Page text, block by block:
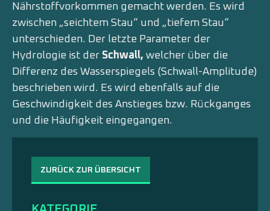
ZURÜCK ZUR ÜBERSICHT
Nährstoffvorkommen gemacht werden. Es wird
zwischen „seichtem Stau“ und „tiefem Stau“
unterschieden. Der letzte Parameter der
Hydrologie ist der Schwall, welcher über die
Differenz des Wasserspiegels (Schwall-Amplitude)
beschrieben wird. Es wird ebenfalls auf die
Geschwindigkeit des Anstieges bzw. Rückganges
und die Häufigkeit eingegangen.